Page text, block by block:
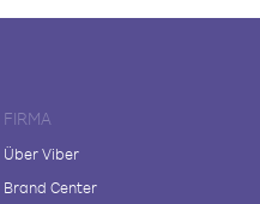
FIRMA
Über Viber
Brand Center